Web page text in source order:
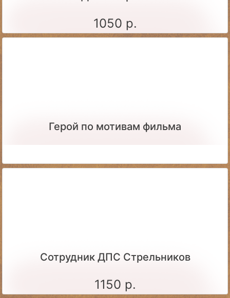
1050 р.
Герой по мотивам фильма
Сотрудник ДПС Стрельников
1150 р.